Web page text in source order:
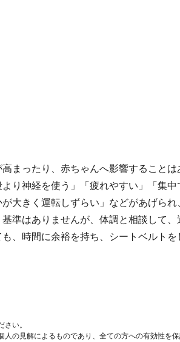
まったり、赤ちゃんへ影響すること
り神経を使う」「疲れやすい」「集
大きく運転しずらい」などがあげられ
準はありませんが、体調と相談して、
、時間に余裕を持ち、シートベルトを
い。
の見解によるものであり、全ての方への有効性を